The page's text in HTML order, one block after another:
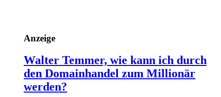
Anzeige
Walter Temmer, wie kann ich durch
den Domainhandel zum Millionär
werden?